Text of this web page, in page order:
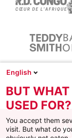
English
BUT WHAT
USED FOR?
You accept them
visit. But what do